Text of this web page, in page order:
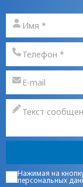
Нажимая на
персональных